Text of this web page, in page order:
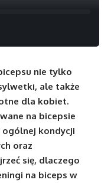
nie tylko
ale także
dla kobiet.
na bicepsie
ogólnej kondycji
oraz
się, dlaczego
na biceps w